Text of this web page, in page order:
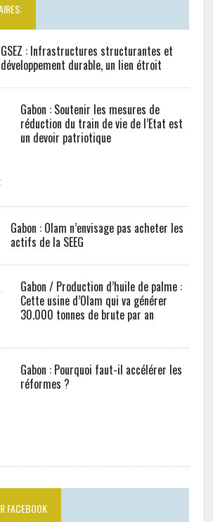
GSEZ : Infrastructures structurantes et
développement durable, un lien étroit
Gabon : Soutenir les mesures de
réduction du train de vie de l’Etat est
un devoir patriotique
Gabon : Olam n’envisage pas acheter les
actifs de la SEEG
Gabon / Production d’huile de palme :
Cette usine d’Olam qui va générer
30.000 tonnes de brute par an
Gabon : Pourquoi faut-il accélérer les
réformes ?
FACEBOOK